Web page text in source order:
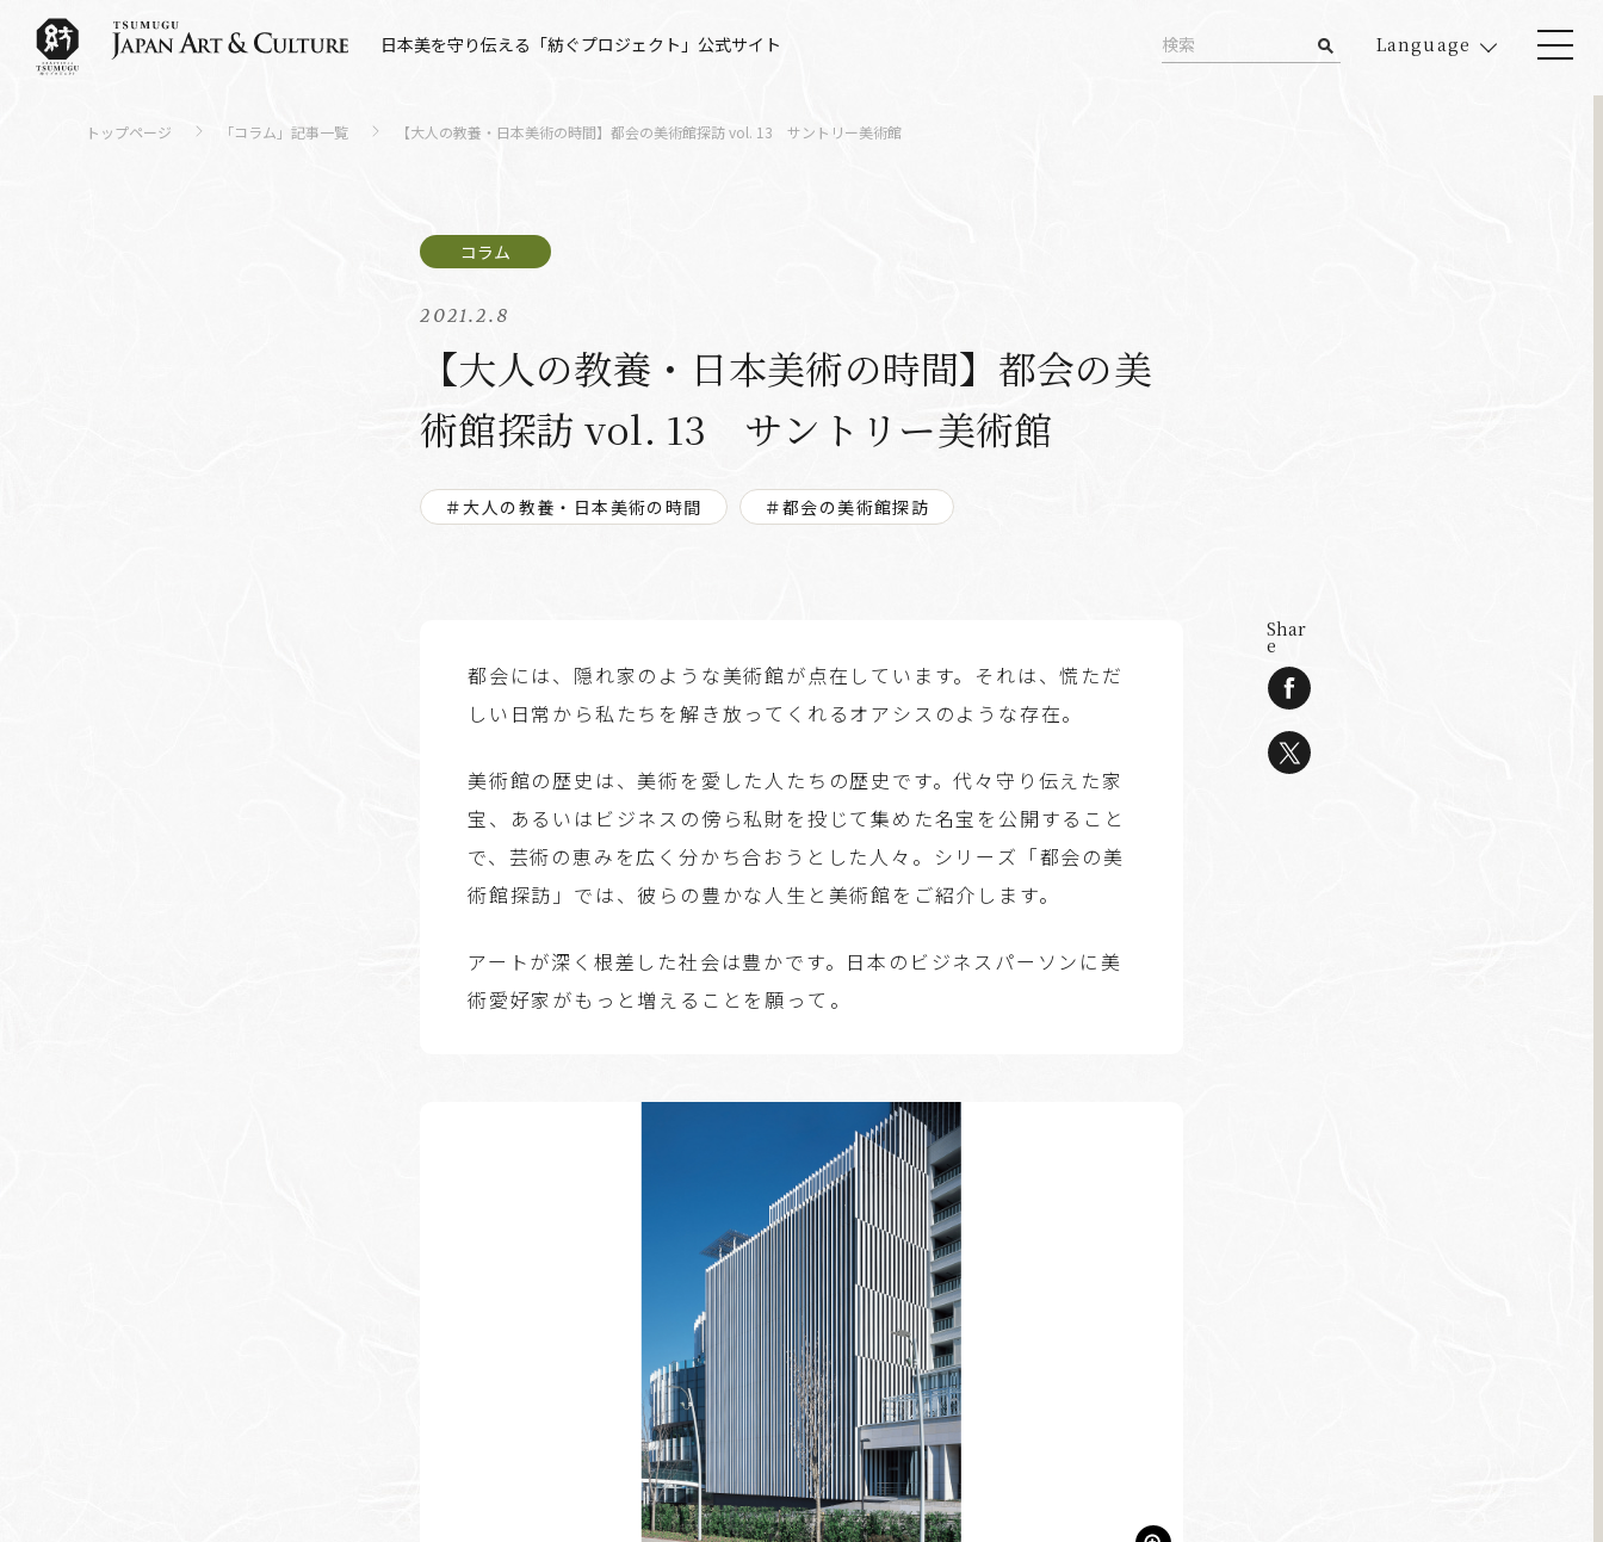
日本美を守り伝える「紡ぐプロジェクト」公式サイト Language
トップページ 「コラム」記事一覧 【大人の教養・日本美術の時間】都会の美術館探訪 vol. 13 サントリー美術館
2021.2.8
【大人の教養・日本美術の時間】都会の美
術館探訪 vol. 13 サントリー美術館
＃大人の教養・日本美術の時間 ＃都会の美術館探訪
都会には、隠れ家のような美術館が点在しています。それは、慌ただ
しい日常から私たちを解き放ってくれるオアシスのような存在。
美術館の歴史は、美術を愛した人たちの歴史です。代々守り伝えた家
宝、あるいはビジネスの傍ら私財を投じて集めた名宝を公開すること
で、芸術の恵みを広く分かち合おうとした人々。シリーズ「都会の美
術館探訪」では、彼らの豊かな人生と美術館をご紹介します。
アートが深く根差した社会は豊かです。日本のビジネスパーソンに美
術愛好家がもっと増えることを願って――。
Shar
e